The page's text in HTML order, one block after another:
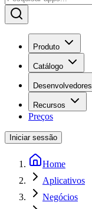
Produto
Catálogo
Desenvolvedores
Recursos
Preços
Iniciar sessão
Home
Aplicativos
Negócios